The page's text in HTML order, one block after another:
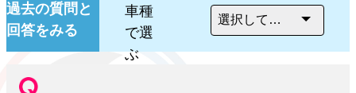
過去の質問と
回答をみる
車種
で選
ぶ